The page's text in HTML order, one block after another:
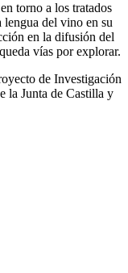
torno a los tratados
del vino en su
en la difusión del
vías por explorar.
de Investigación
la Junta de Castilla y